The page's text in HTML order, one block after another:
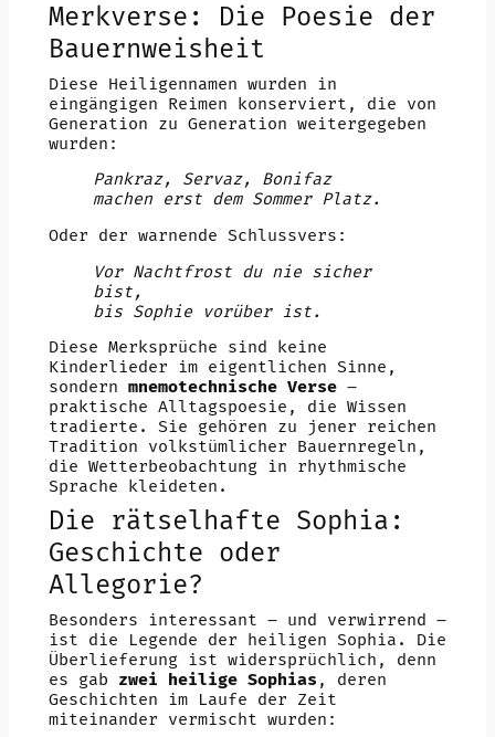
Merkverse: Die Poesie der
Bauernweisheit
Diese Heiligennamen wurden in
eingängigen Reimen konserviert, die von
Generation zu Generation weitergegeben
wurden:
Pankraz, Servaz, Bonifaz
machen erst dem Sommer Platz.
Oder der warnende Schlussvers:
Vor Nachtfrost du nie sicher
bist,
bis Sophie vorüber ist.
Diese Merksprüche sind keine
Kinderlieder im eigentlichen Sinne,
sondern mnemotechnische Verse–
praktische Alltagspoesie, die Wissen
tradierte. Sie gehören zu jener reichen
Tradition volkstümlicher Bauernregeln,
die Wetterbeobachtung in rhythmische
Sprache kleideten.
Die rätselhafte Sophia:
Geschichte oder
Allegorie?
Besonders interessant – und verwirrend –
ist die Legende der heiligen Sophia. Die
Überlieferung ist widersprüchlich, denn
es gab zwei heilige Sophias , deren
Geschichten im Laufe der Zeit
miteinander vermischt wurden: